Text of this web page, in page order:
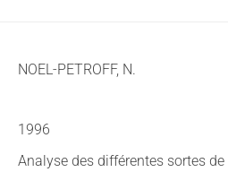
NOEL-PETROFF, N.
1996
Analyse des différentes sortes